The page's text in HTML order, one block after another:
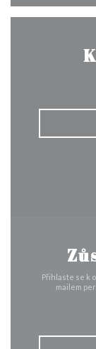
Přihlaste se k
mailem